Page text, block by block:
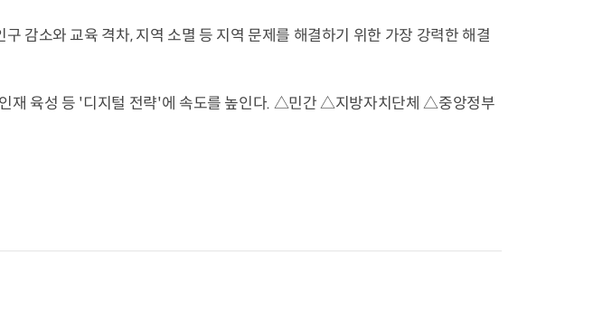
감소와 교육 격차, 지역 소멸 등 지역 문제를 해결하기 위한 가장 강력한 해결
재 육성 등 '디지털 전략'에 속도를 높인다. △민간 △지방자치단체 △중앙정부